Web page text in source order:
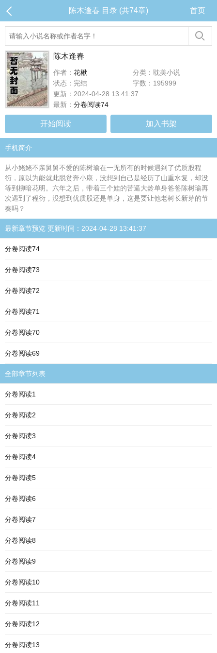
陈木逢春 目录 (共74章) 首页
陈木逢春
作者： 花楸
分类：耽美小说
状态：完结
字数：195999
更新：2024-04-28 13:41:37
最新： 分卷阅读74
开始阅读 加入书架
手机简介
从小姥姥不亲舅舅不爱的陈树瑜在一无所有的时候遇到了优质股程
衍，原以为能就此脱贫奔小康，没想到自己是经历了山重水复，却没
等到柳暗花明。六年之后，带着三个娃的苦逼大龄单身爸爸陈树瑜再
次遇到了程衍，没想到优质股还是单身，这是要让他老树长新芽的节
奏吗？
最新章节预览 更新时间：2024-04-28 13:41:37
分卷阅读74
分卷阅读73
分卷阅读72
分卷阅读71
分卷阅读70
分卷阅读69
全部章节列表
分卷阅读1
分卷阅读2
分卷阅读3
分卷阅读4
分卷阅读5
分卷阅读6
分卷阅读7
分卷阅读8
分卷阅读9
分卷阅读10
分卷阅读11
分卷阅读12
分卷阅读13